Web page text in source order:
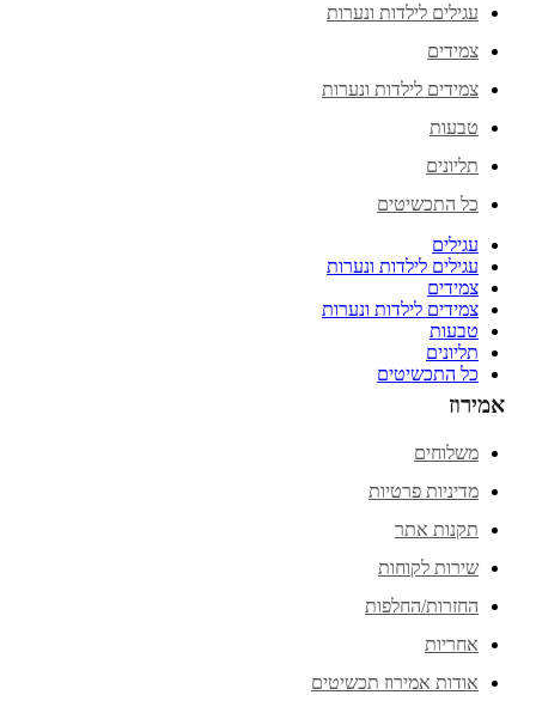
עגילים לילדות ונערות
צמידים
צמידים לילדות ונערות
טבעות
תליונים
כל התכשיטים
עגילים
עגילים לילדות ונערות
צמידים
צמידים לילדות ונערות
טבעות
תליונים
כל התכשיטים
אמירוז
משלוחים
מדיניות פרטיות
תקנות אתר
שירות לקוחות
החזרות/החלפות
אחריות
אודות אמירוז תכשיטים